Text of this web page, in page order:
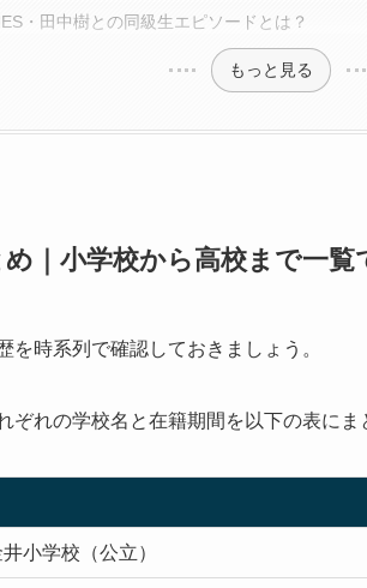
・田中樹との同級生エピソードとは？
もっと見る
｜小学校から高校まで一覧
を時系列で確認しておきましょう。
ぞれの学校名と在籍期間を以下の表にま
小学校（公立）